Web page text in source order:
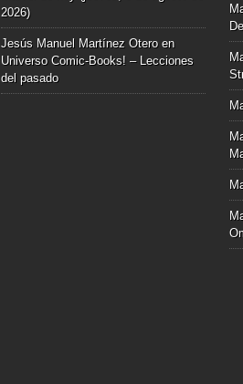
2026)
Jesús Manuel Martínez Oteroen
Universo Comic-Books! – Lecciones
del pasado